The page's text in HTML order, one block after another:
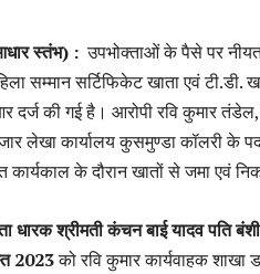
स्तंभ) : उपभोक्ताओं के पैसे पर नीयत
सम्मान सर्टिफिकेट खाता एवं
की गई है। आरोपी रवि कुमार
लेखा कार्यालय कुसमुण्डा कॉलरी के
कार्यकाल के दौरान खातों से जमा एवं
धारक श्रीमती कंचन बाई यादव पति
2023को रवि कुमार कार्यवाहक शाखा